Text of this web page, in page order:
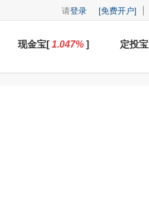
请登录 [免费开户]
现金宝[1.047% ] 定投宝